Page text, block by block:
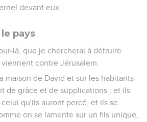
devant eux.
pays
là, que je chercherai à détruire
contre Jérusalem.
maison de David et sur les habitants
de grâce et de supplications ; et ils
qu'ils auront percé, et ils se
on se lamente sur un fils unique,